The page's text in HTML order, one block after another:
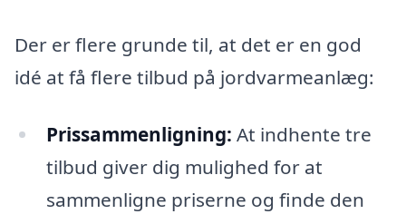
Der er flere grunde til, at det er en god
idé at få flere tilbud på jordvarmeanlæg:
Prissammenligning: At indhente tre
tilbud giver dig mulighed for at
sammenligne priserne og finde den